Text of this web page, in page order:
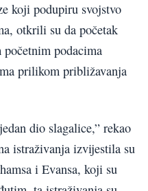
koji podupiru svojstvo
otkrili su da početak
podacima
prilikom približavanja
dio slagalice,” rekao
istraživanja izvijestila su
i Evansa, koji su